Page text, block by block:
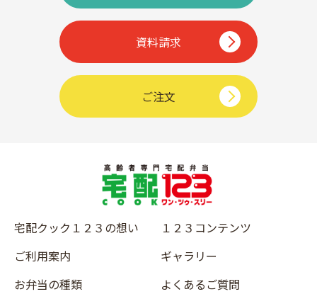
資料請求
ご注文
宅配クック１２３の想い
ご利用案内
お弁当の種類
１２３コンテンツ
ギャラリー
よくあるご質問